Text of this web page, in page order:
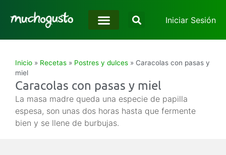
Iniciar Sesión
Inicio » Recetas » Postres y dulces » Caracolas con pasas y
miel
Caracolas con pasas y miel
La masa madre queda una especie de papilla
espesa, son unas dos horas hasta que fermente
bien y se llene de burbujas.